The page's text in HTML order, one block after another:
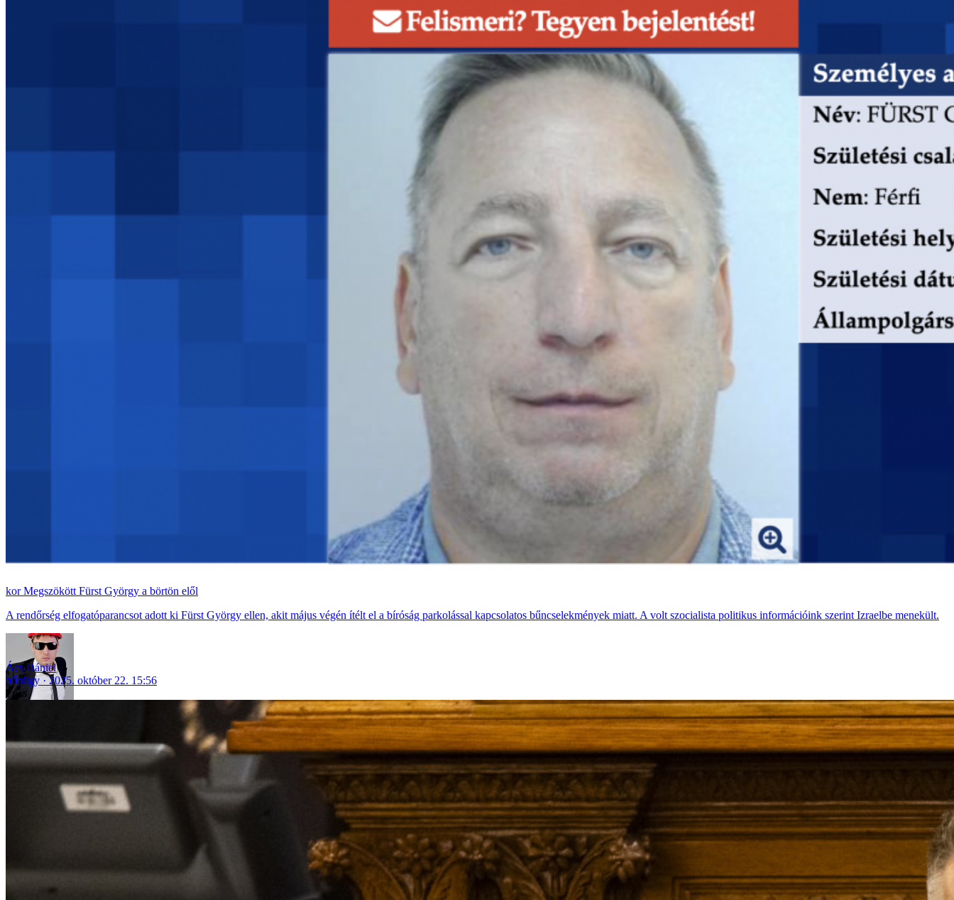
Megszökött Fürst György a börtön elől
A rendőrség elfogatóparancsot adott ki Fürst György ellen, akit május végén ítélt el a bíróság parkolással kapcsolatos bűncselekmények miatt. A volt szocialista politikus információink szerint Izraelbe menekült.
Ács Dániel
bűnügy
2025. október 22. 15:56
Friss